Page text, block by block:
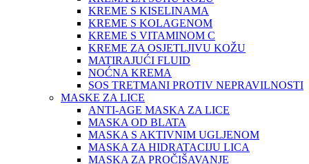
KREME S KISELINAMA
KREME S KOLAGENOM
KREME S VITAMINOM C
KREME ZA OSJETLJIVU KOŽU
MATIRAJUĆI FLUID
NOĆNA KREMA
SOS TRETMANI PROTIV NEPRAVILNOSTI
MASKE ZA LICE
ANTI-AGE MASKA ZA LICE
MASKA OD BLATA
MASKA S AKTIVNIM UGLJENOM
MASKA ZA HIDRATACIJU LICA
MASKA ZA PROČIŠAVANJE